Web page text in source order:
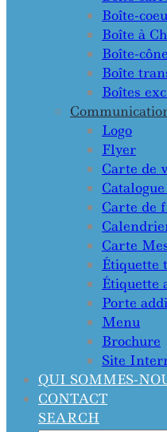
Boîte-
Boîte à
Boîte-
Boîte
Boîtes
Logo
Flyer
Carte de
Carte de
Carte
Étiquette
Étiquette
Porte
Menu
Brochure
Site
QUI SOMMES-
CONTACT
SEARCH